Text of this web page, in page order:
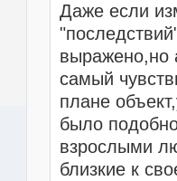
Даже если
выражено,но
самый
плане
было
взрослыми
близкие к